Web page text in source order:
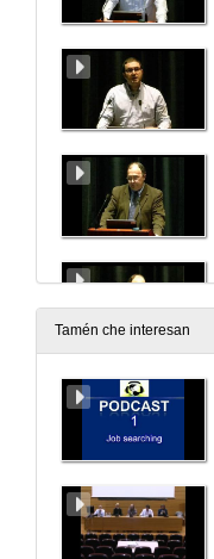
Tamén che interesan